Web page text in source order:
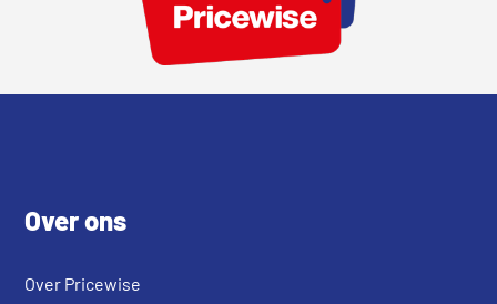
Over ons
Over Pricewise